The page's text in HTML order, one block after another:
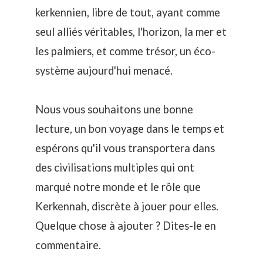
kerkennien, libre de tout, ayant comme
seul alliés véritables, l'horizon, la mer et
les palmiers, et comme trésor, un éco-
système aujourd'hui menacé.
Nous vous souhaitons une bonne
lecture, un bon voyage dans le temps et
espérons qu'il vous transportera dans
des civilisations multiples qui ont
marqué notre monde et le rôle que
Kerkennah, discrète à jouer pour elles.
Quelque chose à ajouter ? Dites-le en
commentaire.